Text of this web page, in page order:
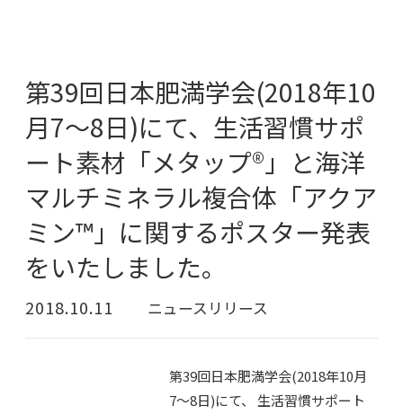
第39回日本肥満学会(2018年10
月7～8日)にて、生活習慣サポ
ート素材「メタップ®」と海洋
マルチミネラル複合体「アクア
ミン™」に関するポスター発表
をいたしました。
2018.10.11 ニュースリリース
第39回日本肥満学会(2018年10月
7～8日)にて、 生活習慣サポート